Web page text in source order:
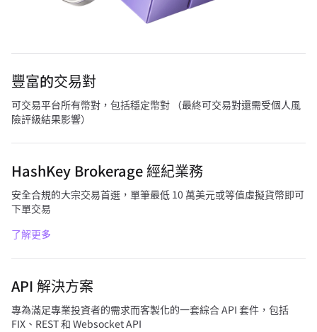
豐富的交易對
可交易平台所有幣對，包括穩定幣對 （最終可交易對還需受個人風
險評級結果影響）
HashKey Brokerage 經紀業務
安全合規的大宗交易首選，單筆最低 10 萬美元或等值虛擬貨幣即可
下單交易
了解更多
API 解決方案
專為滿足專業投資者的需求而客製化的一套綜合 API 套件，包括
FIX、REST 和 Websocket API